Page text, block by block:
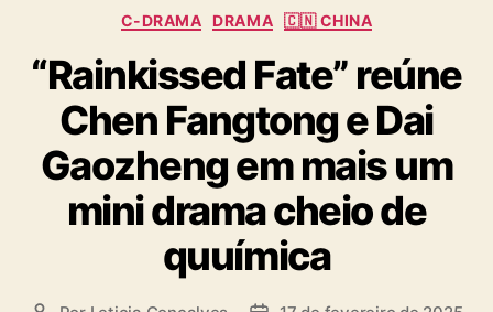
C
e
g
o
r
i
a
C-DRAMA DRAMA 🇨🇳 CHINA
“Rainkissed Fate” reúne
Chen Fangtong e Dai
Gaozheng em mais um
mini drama cheio de
quuímica